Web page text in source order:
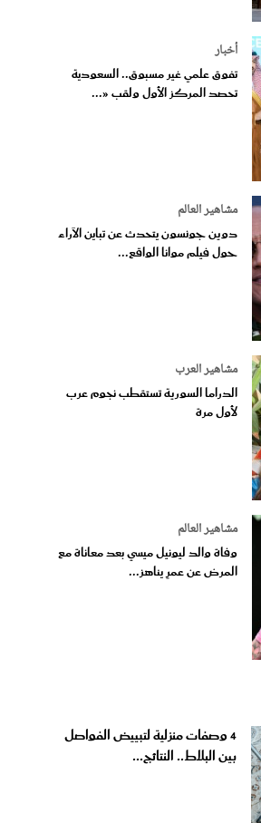
أخبار
تفوق علمي غير مسبوق.. السعودية
تحصد المركز الأول ولقب «...
مشاهير العالم
دوين جونسون يتحدث عن تباين الآراء
حول فيلم موانا الواقع...
مشاهير العرب
الدراما السورية تستقطب نجوم عرب
لأول مرة
مشاهير العالم
وفاة والد ليونيل ميسي بعد معاناة مع
المرض عن عمرٍ يناهز...
4 وصفات منزلية لتبييض الفواصل
بين البلاط.. النتائج...